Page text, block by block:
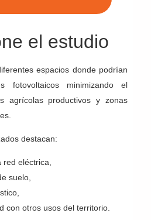
el estudio
espacios donde podrían
fotovoltaicos minimizando el
agrícolas productivos y zonas
destacan:
red eléctrica,
suelo,
con otros usos del territorio.